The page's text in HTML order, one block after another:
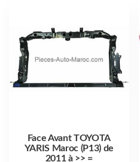
Face Avant TOYOTA
YARIS Maroc (P13) de
2011 à >> =